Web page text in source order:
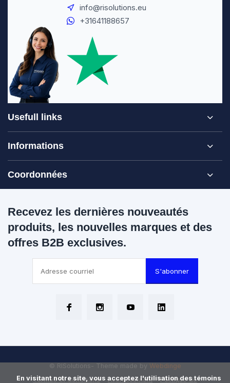
info@risolutions.eu
+31641188657
Usefull links
Informations
Coordonnées
Recevez les dernières nouveautés
produits, les nouvelles marques et des
offres B2B exclusives.
S'abonner
Termes et Conditions Avertissement Politique de
© RISolutions- Theme made by Webdinge